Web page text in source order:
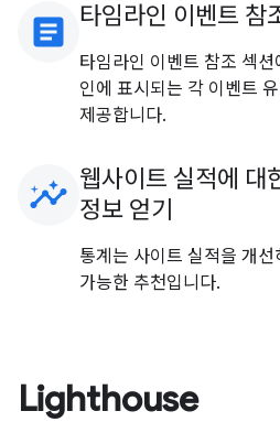
article 타임라인 이벤트 참
타임라인 이벤트 참조 섹
인에 표시되는 각 이벤트
제공합니다.
insights 웹사이트 실적에 대
정보 얻기
통계는 사이트 실적을 개
가능한 추천입니다.
Lighthouse